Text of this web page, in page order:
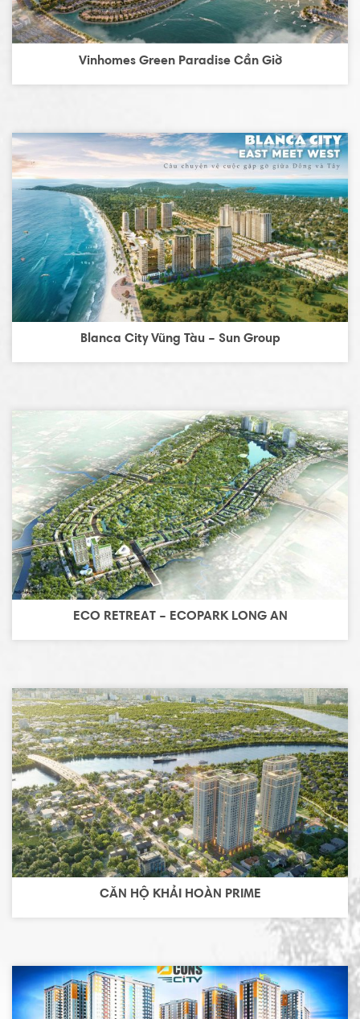
Vinhomes Green Paradise Cần Giờ
Blanca City Vũng Tàu – Sun Group
ECO RETREAT – ECOPARK LONG AN
CĂN HỘ KHẢI HOÀN PRIME